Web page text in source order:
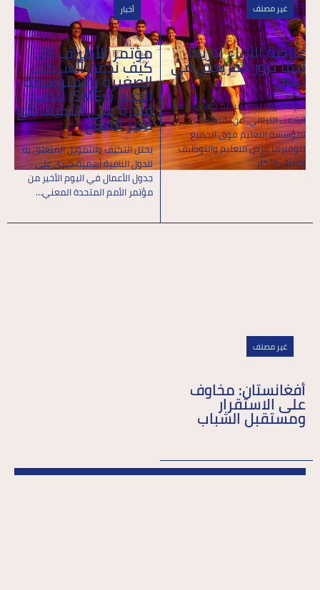
غير مصنف
عارضة الأزياء أدريانا
ليما تزور الخرّيجين في
لبنان
عبرت أدريانا ليما, مبديةً تضامنها مع
الشعب اللبناني, عن تقديرها
لمؤسسة التعليم فوق الجميع
لتوفيرها فرص التعليم والتوظيف
للشباب الأكثر…
أخبار
مؤتمر الأطراف 26:
كيف ندعم الشركات
الصغيرة والمتوسطة
الحجم (SMEs) لتصبح
قادرة على التكيف مع
تغير المناخ
يحتل التكيّف والتمويل المتعلق به
للدول النامية أهمية كبرى على
جدول الأعمال في اليوم الأخير من
مؤتمر الأمم المتحدة المعني…
غير مصنف
أفغانستان: مخاوف
على الاستقرار
ومستقبل الشباب